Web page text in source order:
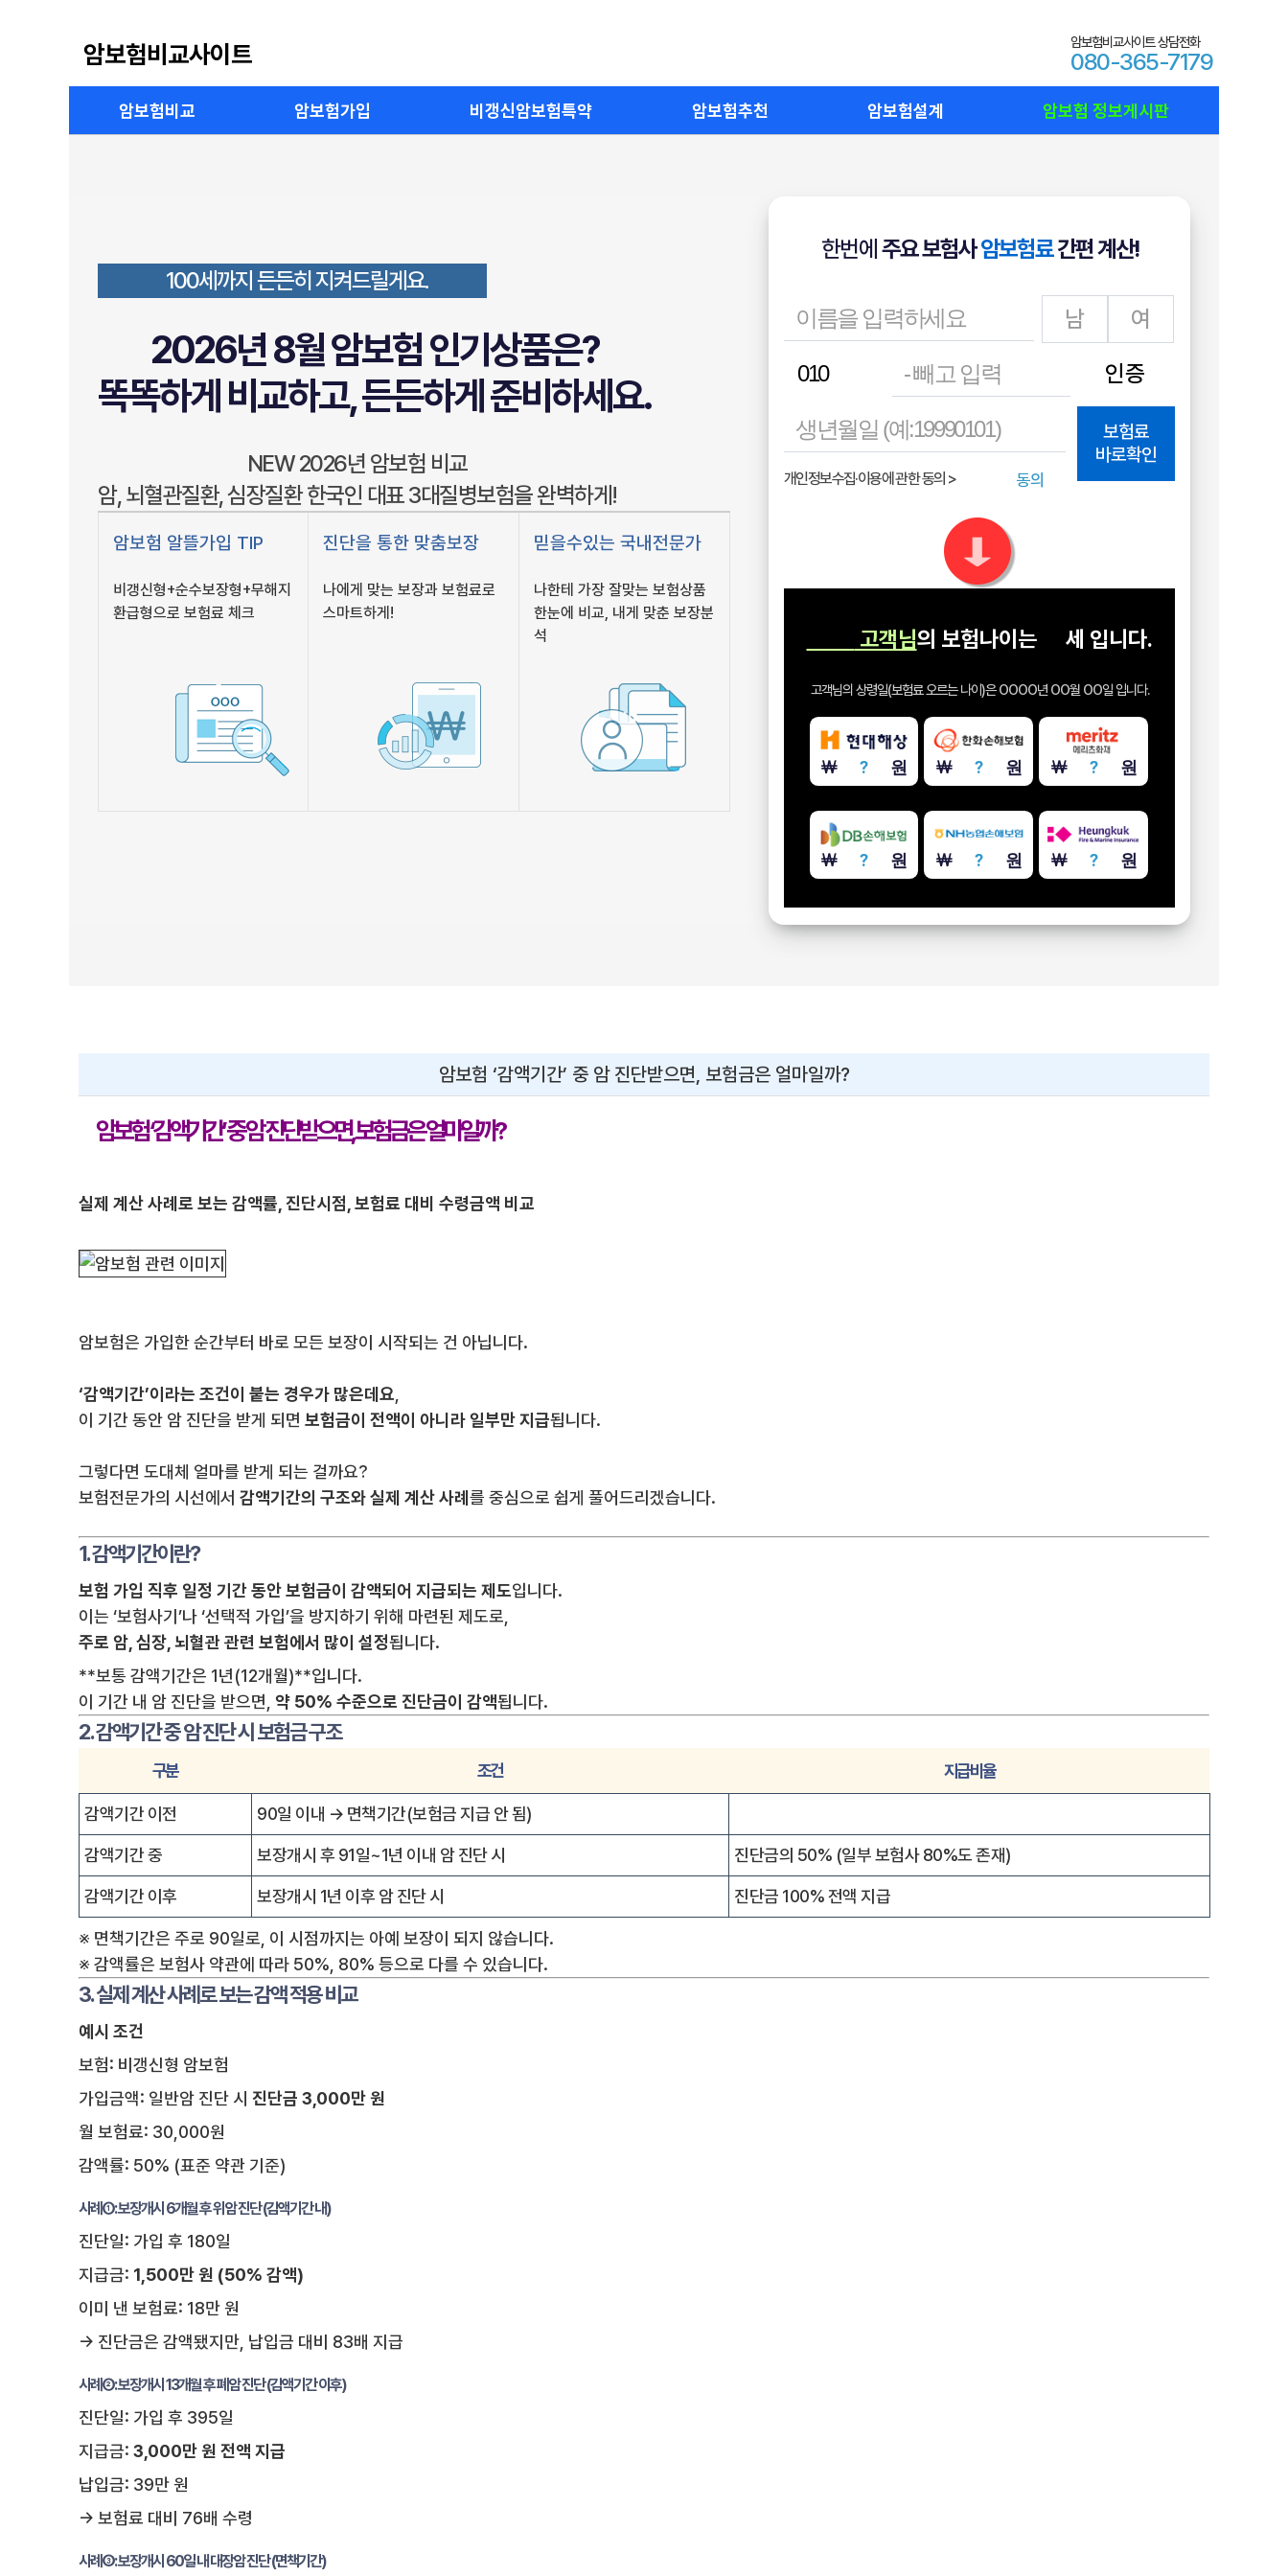
암보험비교사이트 암보험비교사이트 상담전화
080-365-7179
암보험비교 암보험가입 비갱신암보험특약 암보험추천 암보험설계 암보험 정보게시판
100세까지 든든히 지켜드릴게요.
2026년 8월 암보험 인기상품은?
똑똑하게 비교하고, 든든하게 준비하세요.
NEW 2026년 암보험 비교
암, 뇌혈관질환, 심장질환 한국인 대표 3대질병보험을 완벽하게!
암보험 알뜰가입 TIP
비갱신형+순수보장형+무해지
환급형으로 보험료 체크
진단을 통한 맞춤보장
나에게 맞는 보장과 보험료로
스마트하게!
믿을수있는 국내전문가
나한테 가장 잘맞는 보험상품
한눈에 비교, 내게 맞춘 보장분
석
한번에 주요 보험사암보험료간편 계산!
남
여
인증
동의
보험료
바로확인
고객님의 보험나이는 세 입니다.
고객님의 상령일(보험료 오르는 나이)은OOOO년 OO월 OO일입니다.
￦?원 ￦?원 ￦ ?원
￦?원 ￦?원 ￦ ?원
암보험 ‘감액기간’ 중 암 진단받으면, 보험금은 얼마일까?
암보험 ‘감액기간’ 중 암 진단받으면, 보험금은 얼마일까?
실제 계산 사례로 보는 감액률, 진단시점, 보험료 대비 수령금액 비교
암보험은 가입한 순간부터 바로 모든 보장이 시작되는 건 아닙니다.
‘감액기간’이라는 조건이 붙는 경우가 많은데요
이 기간 동안 암 진단을 받게 되면 보험금이 전액이 아니라 일부만 지급됩니다.
그렇다면 도대체 얼마를 받게 되는 걸까요?
보험전문가의 시선에서 감액기간의 구조와 실제 계산 사례 를 중심으로 쉽게 풀어드리겠습니다.
1. 감액기간이란?
보험 가입 직후 일정 기간 동안 보험금이 감액되어 지급되는 제도입니다.
이는 ‘보험사기’나 ‘선택적 가입’을 방지하기 위해 마련된 제도로,
주로 암, 심장, 뇌혈관 관련 보험에서 많이 설정됩니다.
**보통 감액기간은 1년(12개월)**입니다.
이 기간 내 암 진단을 받으면, 약 50% 수준으로 진단금이 감액됩니다.
2. 감액기간 중 암 진단 시 보험금 구조
구분 조건 지급 비율
감액기간 이전 90일 이내 → 면책기간(보험금 지급 안 됨)
감액기간 중 보장개시 후 91일~1년 이내 암 진단 시 진단금의 50% (일부 보험사 80%도 존재)
감액기간 이후 보장개시 1년 이후 암 진단 시 진단금 100% 전액 지급
※ 면책기간은 주로 90일로, 이 시점까지는 아예 보장이 되지 않습니다.
※ 감액률은 보험사 약관에 따라 50%, 80% 등으로 다를 수 있습니다.
3. 실제 계산 사례로 보는 감액 적용 비교
예시 조건
보험: 비갱신형 암보험
가입금액: 일반암 진단 시 진단금 3,000만 원
월 보험료: 30,000원
감액률: 50% (표준 약관 기준)
사례①: 보장개시 6개월 후 위암 진단 (감액기간 내)
진단일: 가입 후 180일
지급금: 1,500만 원 (50% 감액)
이미 낸 보험료: 18만 원
→ 진단금은 감액됐지만, 납입금 대비 83배 지급
사례②: 보장개시 13개월 후 폐암 진단 (감액기간 이후)
진단일: 가입 후 395일
지급금: 3,000만 원 전액 지급
납입금: 39만 원
→ 보험료 대비 76배 수령
사례③: 보장개시 60일 내 대장암 진단 (면책기간)